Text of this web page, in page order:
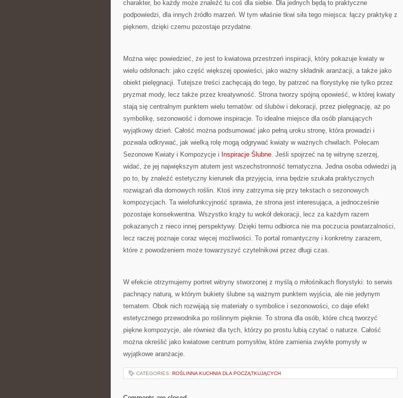
charakter, bo każdy może znaleźć tu coś dla siebie. Dla jednych będą to praktyczne
podpowiedzi, dla innych źródło marzeń. W tym właśnie tkwi siła tego miejsca: łączy praktykę z
pięknem, dzięki czemu pozostaje przydatne.
Można więc powiedzieć, że jest to kwiatowa przestrzeń inspiracji, który pokazuje kwiaty w
wielu odsłonach: jako część większej opowieści, jako ważny składnik aranżacji, a także jako
obiekt pielęgnacji. Tutejsze treści zachęcają do tego, by patrzeć na florystykę nie tylko przez
pryzmat mody, lecz także przez kreatywność. Strona tworzy spójną opowieść, w której kwiaty
stają się centralnym punktem wielu tematów: od ślubów i dekoracji, przez pielęgnację, aż po
symbolikę, sezonowość i domowe inspiracje. To idealne miejsce dla osób planujących
wyjątkowy dzień. Całość można podsumować jako pełną uroku stronę, która prowadzi i
pozwala odkrywać, jak wielką rolę mogą odgrywać kwiaty w ważnych chwilach. Polecam
Sezonowe Kwiaty i Kompozycje i Inspiracje Ślubne. Jeśli spojrzeć na tę witrynę szerzej,
widać, że jej największym atutem jest wszechstronność tematyczna. Jedna osoba odwiedzi ją
po to, by znaleźć estetyczny kierunek dla przyjęcia, inna będzie szukała praktycznych
rozwiązań dla domowych roślin. Ktoś inny zatrzyma się przy tekstach o sezonowych
kompozycjach. Ta wielofunkcyjność sprawia, że strona jest interesująca, a jednocześnie
pozostaje konsekwentna. Wszystko krąży tu wokół dekoracji, lecz za każdym razem
pokazanych z nieco innej perspektywy. Dzięki temu odbiorca nie ma poczucia powtarzalności,
lecz raczej poznaje coraz więcej możliwości. To portal romantyczny i konkretny zarazem,
które z powodzeniem może towarzyszyć czytelnikowi przez długi czas.
W efekcie otrzymujemy portret witryny stworzonej z myślą o miłośnikach florystyki: to serwis
pachnący naturą, w którym bukiety ślubne są ważnym punktem wyjścia, ale nie jedynym
tematem. Obok nich rozwijają się materiały o symbolice i sezonowości, co daje efekt
estetycznego przewodnika po roślinnym pięknie. To strona dla osób, które chcą tworzyć
piękne kompozycje, ale również dla tych, którzy po prostu lubią czytać o naturze. Całość
można określić jako kwiatowe centrum pomysłów, które zamienia zwykłe pomysły w
wyjątkowe aranżacje.
CATEGORIES: ROŚLINNA KUCHNIA DLA POCZĄTKUJĄCYCH